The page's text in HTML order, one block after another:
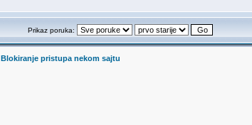
Prikaz poruka:
Blokiranje pristupa nekom sajtu